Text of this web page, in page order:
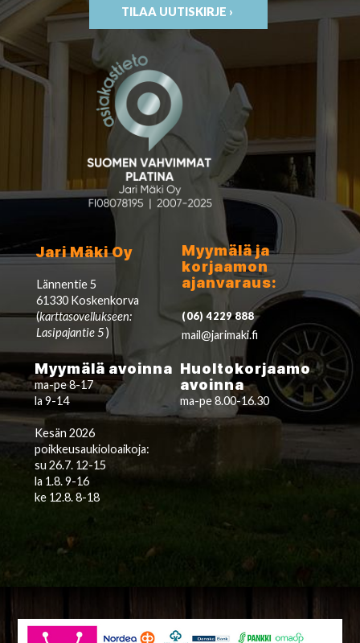
TILAA UUTISKIRJE ›
Jari Mäki Oy
Lännentie 5
61330 Koskenkorva
(karttasovellukseen:
Lasipajantie 5)
Myymälä ja
korjaamon
ajanvaraus:
(06) 4229 888
mail@jarimaki.fi
Myymälä avoinna
ma-pe 8-17
la 9-14
Kesän 2026
poikkeusaukioloaikoja:
su 26.7. 12-15
la 1.8. 9-16
ke 12.8. 8-18
Huoltokorjaamo
avoinna
ma-pe 8.00-16.30